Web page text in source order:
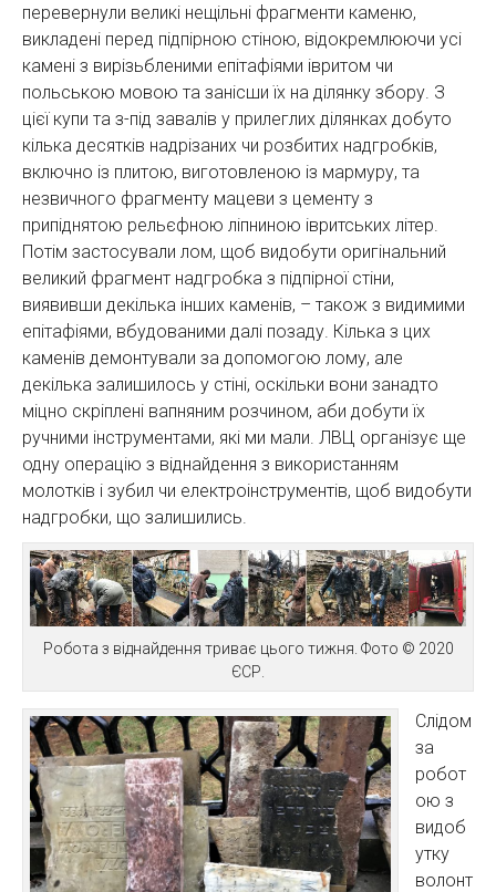
перевернули великі нещільні фрагменти каменю,
викладені перед підпірною стіною, відокремлюючи усі
камені з вирізьбленими епітафіями івритом чи
польською мовою та занісши їх на ділянку збору. З
цієї купи та з-під завалів у прилеглих ділянках добуто
кілька десятків надрізаних чи розбитих надгробків,
включно із плитою, виготовленою із мармуру, та
незвичного фрагменту мацеви з цементу з
припіднятою рельєфною ліпниною івритських літер.
Потім застосували лом, щоб видобути оригінальний
великий фрагмент надгробка з підпірної стіни,
виявивши декілька інших каменів, – також з видимими
епітафіями, вбудованими далі позаду. Кілька з цих
каменів демонтували за допомогою лому, але
декілька залишилось у стіні, оскільки вони занадто
міцно скріплені вапняним розчином, аби добути їх
ручними інструментами, які ми мали. ЛВЦ організує ще
одну операцію з віднайдення з використанням
молотків і зубил чи електроінструментів, щоб видобути
надгробки, що залишились.
Робота з віднайдення триває цього тижня. Фото © 2020
ЄСР.
Слідом
за
робот
ою з
видоб
утку
волонт